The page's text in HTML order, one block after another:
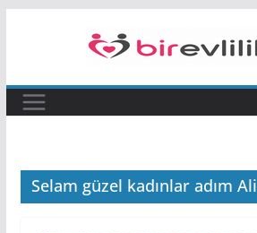
Selam güzel kadınlar adım Ali